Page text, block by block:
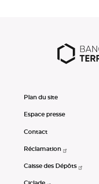
Plan du site
Espace presse
Contact
Réclamation
Caisse des Dépôts